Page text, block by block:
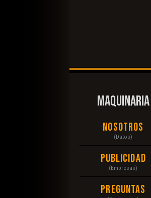
MAQUINARIA
Nosotros
(Datos)
Publicidad
(Empresas)
Preguntas